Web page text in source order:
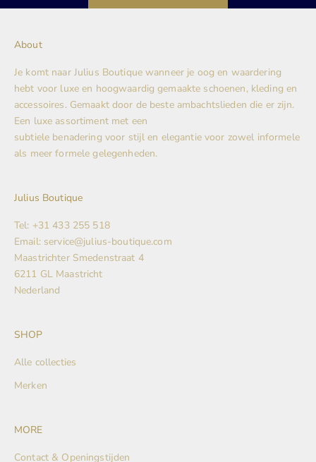
About
Je komt naar Julius Boutique wanneer je oog en waardering
hebt voor luxe en hoogwaardig gemaakte schoenen, kleding en
accessoires. Gemaakt door de beste ambachtslieden die er zijn.
Een luxe assortiment met een
subtiele benadering voor stijl en elegantie voor zowel informele
als meer formele gelegenheden.
Julius Boutique
Tel: +31 433 255 518
Email: service@julius-boutique.com
Maastrichter Smedenstraat 4
6211 GL Maastricht
Nederland
SHOP
Alle collecties
Merken
MORE
Contact & Openingstijden